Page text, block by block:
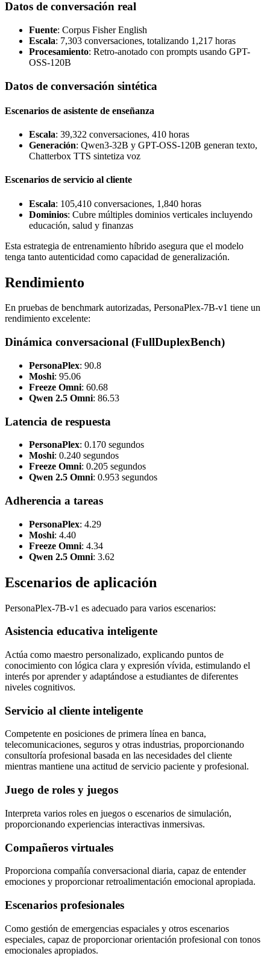
Datos de conversación real
Fuente: Corpus Fisher English
Escala: 7,303 conversaciones, totalizando 1,217 horas
Procesamiento: Retro-anotado con prompts usando GPT-
OSS-120B
Datos de conversación sintética
Escenarios de asistente de enseñanza
Escala: 39,322 conversaciones, 410 horas
Generación: Qwen3-32B y GPT-OSS-120B generan texto,
Chatterbox TTS sintetiza voz
Escenarios de servicio al cliente
Escala: 105,410 conversaciones, 1,840 horas
Dominios: Cubre múltiples dominios verticales incluyendo
educación, salud y finanzas
Esta estrategia de entrenamiento híbrido asegura que el modelo
tenga tanto autenticidad como capacidad de generalización.
Rendimiento
En pruebas de benchmark autorizadas, PersonaPlex-7B-v1 tiene un
rendimiento excelente:
Dinámica conversacional (FullDuplexBench)
PersonaPlex: 90.8
Moshi: 95.06
Freeze Omni: 60.68
Qwen 2.5 Omni: 86.53
Latencia de respuesta
PersonaPlex: 0.170 segundos
Moshi: 0.240 segundos
Freeze Omni: 0.205 segundos
Qwen 2.5 Omni: 0.953 segundos
Adherencia a tareas
PersonaPlex: 4.29
Moshi: 4.40
Freeze Omni: 4.34
Qwen 2.5 Omni: 3.62
Escenarios de aplicación
PersonaPlex-7B-v1 es adecuado para varios escenarios:
Asistencia educativa inteligente
Actúa como maestro personalizado, explicando puntos de
conocimiento con lógica clara y expresión vívida, estimulando el
interés por aprender y adaptándose a estudiantes de diferentes
niveles cognitivos.
Servicio al cliente inteligente
Competente en posiciones de primera línea en banca,
telecomunicaciones, seguros y otras industrias, proporcionando
consultoría profesional basada en las necesidades del cliente
mientras mantiene una actitud de servicio paciente y profesional.
Juego de roles y juegos
Interpreta varios roles en juegos o escenarios de simulación,
proporcionando experiencias interactivas inmersivas.
Compañeros virtuales
Proporciona compañía conversacional diaria, capaz de entender
emociones y proporcionar retroalimentación emocional apropiada.
Escenarios profesionales
Como gestión de emergencias espaciales y otros escenarios
especiales, capaz de proporcionar orientación profesional con tonos
emocionales apropiados.